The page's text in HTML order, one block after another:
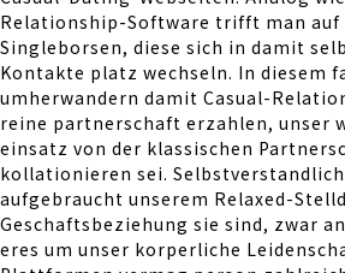
Relationship-Software trifft man auf
Singleborsen, diese sich in damit
Kontakte platz wechseln. In diesem
umherwandern damit Casual-
reine partnerschaft erzahlen, unser
einsatz von der klassischen
kollationieren sei.
aufgebraucht unserem Relaxed-
Geschaftsbeziehung sie sind, zwar
eres um unser korperliche